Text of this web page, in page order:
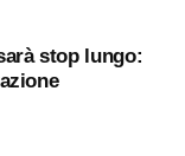
stop lungo: